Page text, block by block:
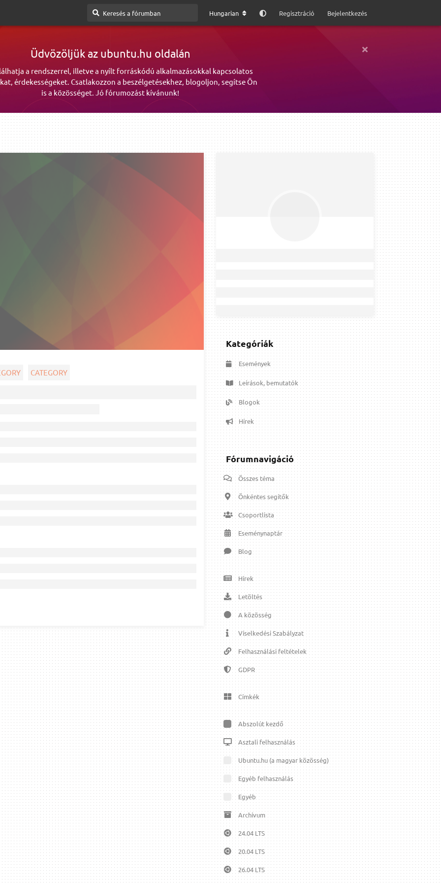
Hungarian Regisztráció Bejelentkezés
Üdvözöljük az ubuntu.hu oldalán
a rendszerrel, illetve a nyílt forráskódú alkalmazásokkal kapcsolatos
érdekességeket. Csatlakozzon a beszélgetésekhez, blogoljon, segítse Ön
is a közösséget. Jó fórumozást kívánunk!
CATEGORY
Kategóriák
Események
Leírások, bemutatók
Blogok
Hírek
Fórumnavigáció
Összes téma
Önkéntes segítők
Csoportlista
Eseménynaptár
Blog
Hírek
Letöltés
A közösség
Viselkedési Szabályzat
Felhasználási feltételek
GDPR
Címkék
Abszolút kezdő
Asztali felhasználás
Ubuntu.hu (a magyar közösség)
Egyéb felhasználás
Egyéb
Archívum
24.04 LTS
20.04 LTS
26.04 LTS